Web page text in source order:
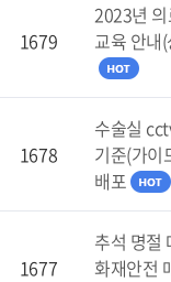
1679
2023년
교육 안내
1678
수술실
기준(가이
배포
1677
추석 명절
화재안전